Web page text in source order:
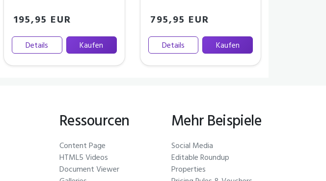
195,95 EUR
Details Kaufen
795,95 EUR
Details Kaufen
Ressourcen
Content Page
HTML5 Videos
Document Viewer
Mehr Beispiele
Social Media
Editable Roundup
Properties